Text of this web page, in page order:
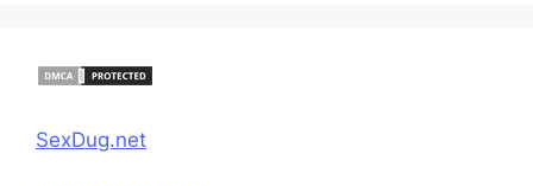
SexDug.net